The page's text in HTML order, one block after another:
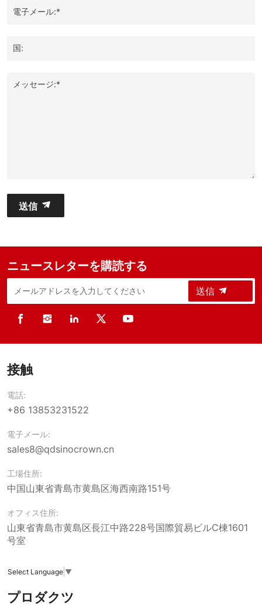
電子メール:*
国:
メッセージ:*
送信
ニュースレターを購読する
送信
接触
電話:
+86 13853231522
電子メール:
sales8@qdsinocrown.cn
工場住所:
中国山東省青島市黄島区海西南路151号
オフィス住所:
山東省青島市黄島区長江中路228号国際貿易ビルC棟1601
号室
Select Language ▼
プロダクツ